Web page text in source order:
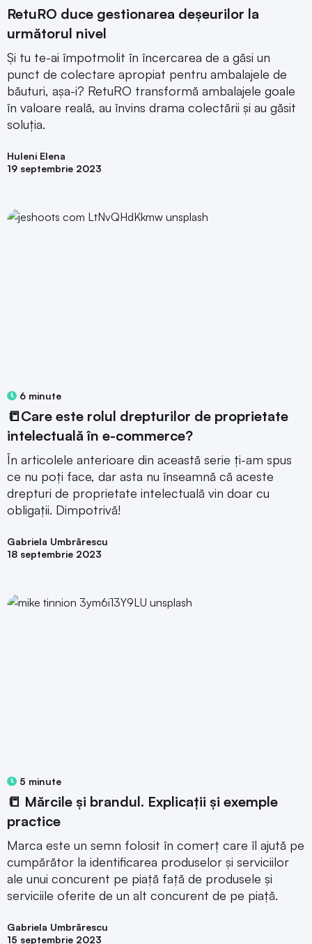
RetuRO duce gestionarea deșeurilor la
următorul nivel
Și tu te-ai împotmolit în încercarea de a găsi un
punct de colectare apropiat pentru ambalajele de
băuturi, așa-i? RetuRO transformă ambalajele goale
în valoare reală, au învins drama colectării și au găsit
soluția.
Huleni Elena
19 septembrie 2023
6 minute
📒Care este rolul drepturilor de proprietate
intelectuală în e-commerce?
În articolele anterioare din această serie ți-am spus
ce nu poți face, dar asta nu înseamnă că aceste
drepturi de proprietate intelectuală vin doar cu
obligații. Dimpotrivă!
Gabriela Umbrărescu
18 septembrie 2023
5 minute
📒 Mărcile și brandul. Explicații și exemple
practice
Marca este un semn folosit în comerț care îl ajută pe
cumpărător la identificarea produselor și serviciilor
ale unui concurent pe piață față de produsele și
serviciile oferite de un alt concurent de pe piață.
Gabriela Umbrărescu
15 septembrie 2023